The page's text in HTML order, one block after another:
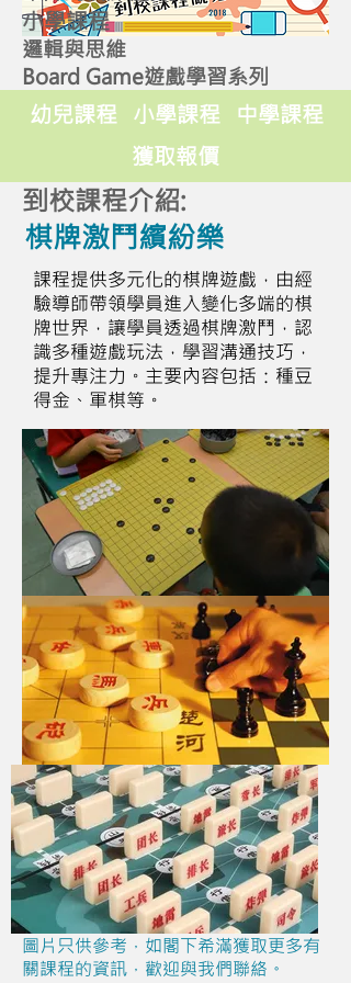
小學課程
邏輯與思維
Board Game遊戲學習系列
幼兒課程 小學課程
中學課程
獲取報價
到校課程介紹:
棋牌激鬥繽紛樂
課程提供多元化的棋牌遊戲，由經
驗導師帶領學員進入變化多端的棋
牌世界，讓學員透過棋牌激鬥，認
識多種遊戲玩法，學習溝通技巧，
提升專注力。主要內容包括：種豆
得金、軍棋等。
圖片只供參考，如閣下希滿獲取更多有
關課程的資訊，歡迎與我們聯絡。